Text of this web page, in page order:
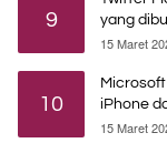
9
yang
15 Maret
10
iPhone
15 Maret